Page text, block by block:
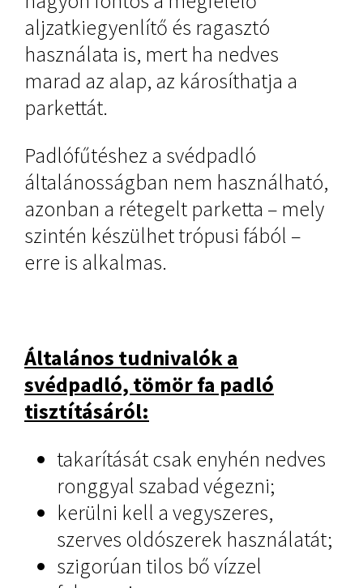
aljzatkiegyenlítő és ragasztó
használata is, mert ha nedves
marad az alap, az károsíthatja a
parkettát.
Padlófűtéshez a svédpadló
általánosságban nem használható,
azonban a rétegelt parketta – mely
szintén készülhet trópusi fából –
erre is alkalmas.
Általános tudnivalók a
svédpadló, tömör fa padló
tisztításáról:
takarítását csak enyhén nedves
ronggyal szabad végezni;
kerülni kell a vegyszeres,
szerves oldószerek használatát;
szigorúan tilos bő vízzel